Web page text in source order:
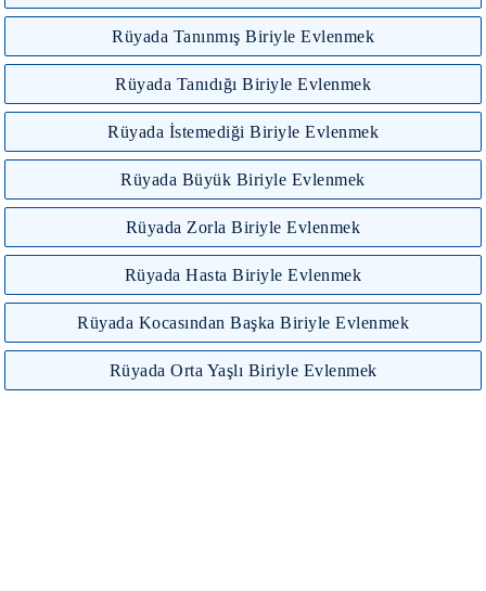
Rüyada Tanınmış Biriyle Evlenmek
Rüyada Tanıdığı Biriyle Evlenmek
Rüyada İstemediği Biriyle Evlenmek
Rüyada Büyük Biriyle Evlenmek
Rüyada Zorla Biriyle Evlenmek
Rüyada Hasta Biriyle Evlenmek
Rüyada Kocasından Başka Biriyle Evlenmek
Rüyada Orta Yaşlı Biriyle Evlenmek